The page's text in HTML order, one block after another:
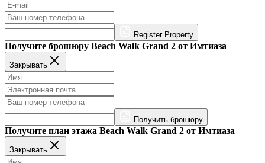
Register Property
Получите брошюру Beach Walk Grand 2 от Имтиаза
Закрывать
Получить брошюру
Получите план этажа Beach Walk Grand 2 от Имтиаза
Закрывать